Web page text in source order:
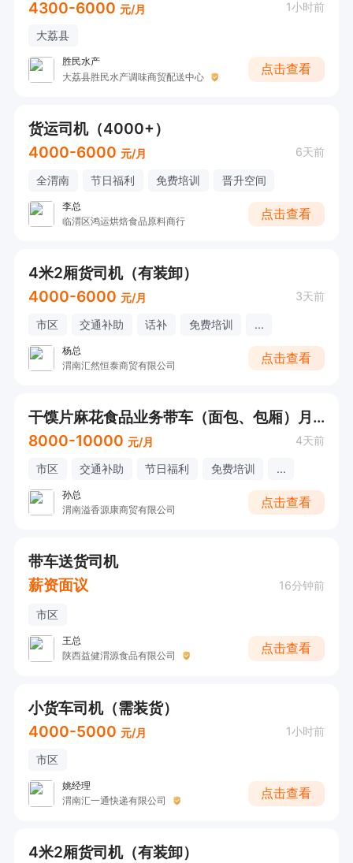
4300-6000 元/月 1小时前
大荔县
胜民水产
大荔县胜民水产调味商贸配送中心
点击查看
货运司机（4000+）
4000-6000 元/月 6天前
全渭南 节日福利 免费培训 晋升空间
李总
临渭区鸿运烘焙食品原料商行
点击查看
4米2厢货司机（有装卸）
4000-6000 元/月 3天前
市区 交通补助 话补 免费培训 ...
杨总
渭南汇然恒泰商贸有限公司
点击查看
干馍片麻花食品业务带车（面包、包厢）月8000起
8000-10000 元/月 4天前
市区 交通补助 节日福利 免费培训 ...
孙总
渭南溢香源康商贸有限公司
点击查看
带车送货司机
薪资面议
16分钟前
市区
王总
陕西益健渭源食品有限公司
点击查看
小货车司机（需装货）
4000-5000 元/月 1小时前
市区
姚经理
渭南汇一通快递有限公司
点击查看
4米2厢货司机（有装卸）